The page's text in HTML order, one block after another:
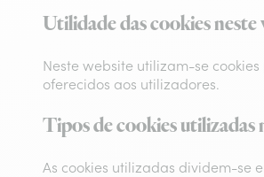
Utilidade das cookies neste
Neste website utilizam-se
oferecidos aos utilizadores.
Tipos de cookies utilizadas
As cookies utilizadas dividem-se